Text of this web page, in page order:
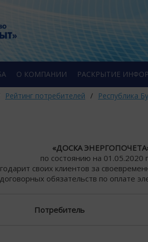
О КОМПАНИИ РАСКРЫТИЕ
Рейтинг потребителей / Республика
«ДОСКА
по состоянию на 01.05.2020
своих клиентов за
обязательств по оплате
Потребитель